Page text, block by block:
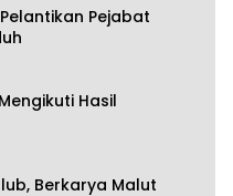
Pejabat
Hasil
Berkarya Malut